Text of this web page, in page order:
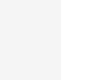
tips menghias rumah